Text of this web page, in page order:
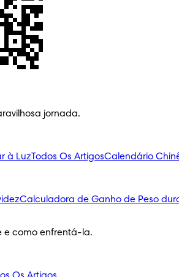
jornada.
à LuzTodos Os ArtigosCalendário
Calculadora de Ganho de Peso
e como enfrentá-la.